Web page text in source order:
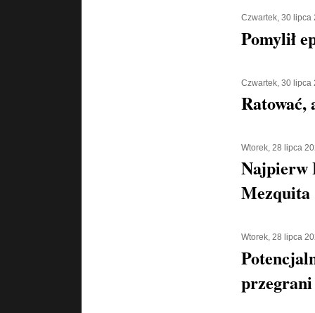
Czwartek, 30 lipca
Pomylił
Czwartek, 30 lipca
Ratować,
Wtorek, 28 lipca
Najpierw
Wtorek, 28 lipca
przegrani